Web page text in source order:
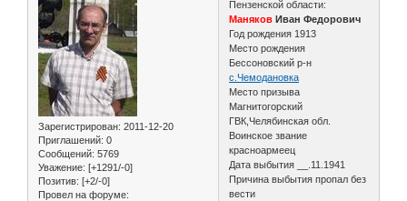
Зарегистрирован: 2011-12-20
Приглашений: 0
Сообщений: 5769
Уважение: [+1291/-0]
Позитив: [+2/-0]
Провел на форуме:
Пензенской области:
Маняков Иван Федорович
Год рождения 1913
Место рождения
Бессоновский р-н
с.Чемодановка
Место призыва
Магнитогорский
ГВК,Челябинская обл.
Воинское звание
красноармеец
Дата выбытия __.11.1941
Причина выбытия пропал без
вести